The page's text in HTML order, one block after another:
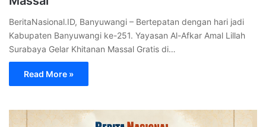
BeritaNasional.ID, Banyuwangi – Bertepatan dengan hari jadi
Kabupaten Banyuwangi ke-251. Yayasan Al-Afkar Amal Lillah
Surabaya Gelar Khitanan Massal Gratis di…
Read More »